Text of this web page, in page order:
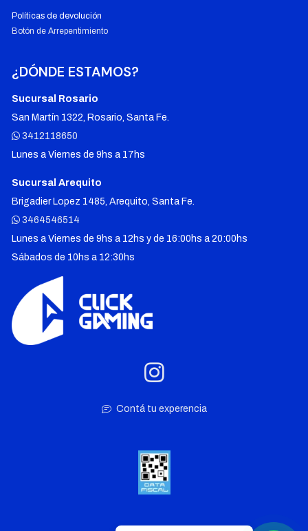
Políticas de devolución
Botón de Arrepentimiento
¿DÓNDE ESTAMOS?
Sucursal Rosario
San Martín 1322, Rosario, Santa Fe.
3412118650
Lunes a Viernes de 9hs a 17hs
Sucursal Arequito
Brigadier Lopez 1485, Arequito, Santa Fe.
3464546514
Lunes a Viernes de 9hs a 12hs y de 16:00hs a 20:00hs
Sábados de 10hs a 12:30hs
Contá tu experencia